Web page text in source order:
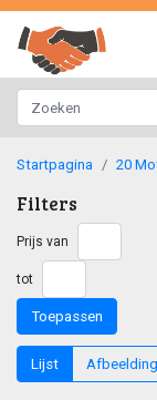
Startpagina 20
Filters
Prijs van
tot
Toepassen
Lijst